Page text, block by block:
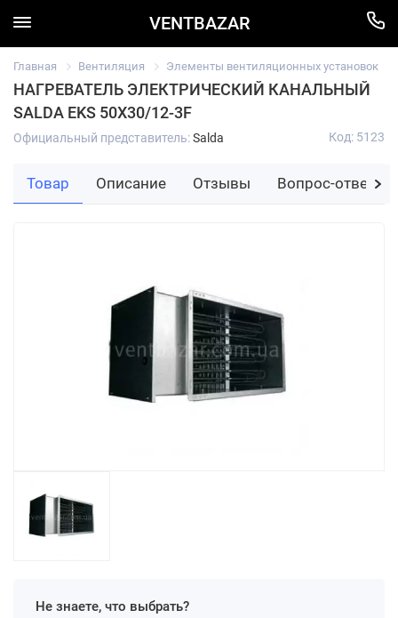
VENTBAZAR
Главная Вентиляция Элементы вентиляционных установок
НАГРЕВАТЕЛЬ ЭЛЕКТРИЧЕСКИЙ КАНАЛЬНЫЙ
SALDA EKS 50Х30/12-3F
Официальный представитель:Salda Код: 5123
Не знаете, что выбрать?
Товар Описание Отзывы Вопрос-ответ